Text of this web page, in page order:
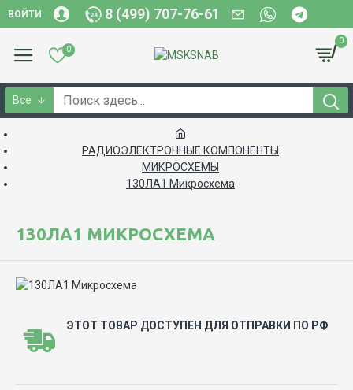
ВОЙТИ 8 (499) 707-76-61
0
0
Все
РАДИОЭЛЕКТРОННЫЕ КОМПОНЕНТЫ
МИКРОСХЕМЫ
130ЛА1 Микросхема
130ЛА1 МИКРОСХЕМА
ЭТОТ ТОВАР ДОСТУПЕН ДЛЯ ОТПРАВКИ ПО РФ